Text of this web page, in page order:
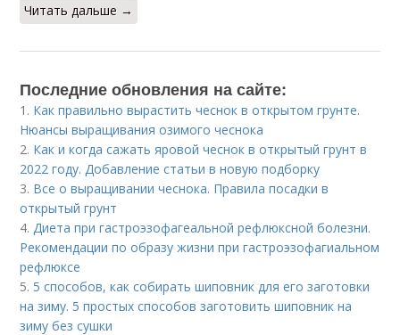
Читать дальше →
Последние обновления на сайте:
1. Как правильно вырастить чеснок в открытом грунте.
Нюансы выращивания озимого чеснока
2. Как и когда сажать яровой чеснок в открытый грунт в
2022 году. Добавление статьи в новую подборку
3. Все о выращивании чеснока. Правила посадки в
открытый грунт
4. Диета при гастроэзофагеальной рефлюксной болезни.
Рекомендации по образу жизни при гастроэзофагиальном
рефлюксе
5. 5 способов, как собирать шиповник для его заготовки
на зиму. 5 простых способов заготовить шиповник на
зиму без сушки